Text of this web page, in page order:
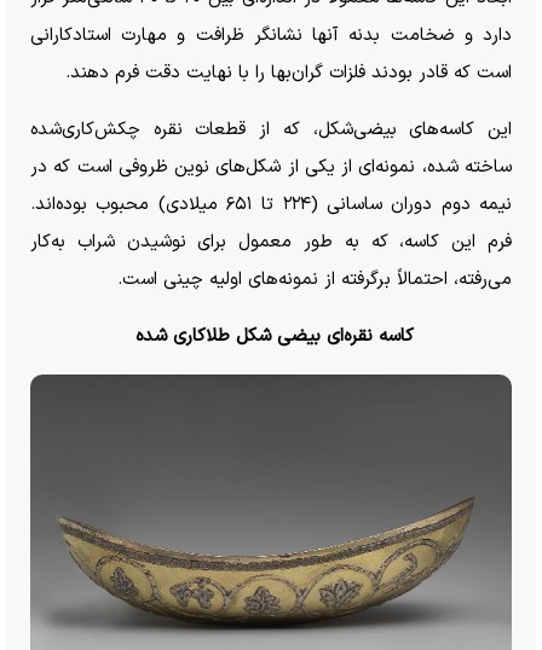
دارد و ضخامت بدنه آنها نشانگر ظرافت و مهارت استادکارانی
است که قادر بودند فلزات گران‌بها را با نهایت دقت فرم دهند.
این کاسه‌های بیضی‌شکل، که از قطعات نقره چکش‌کاری‌شده
ساخته شده، نمونه‌ای از یکی از شکل‌های نوین ظروفی است که در
نیمه دوم دوران ساسانی (۲۲۴ تا ۶۵۱ میلادی) محبوب بوده‌اند.
فرم این کاسه، که به طور معمول برای نوشیدن شراب به‌کار
می‌رفته، احتمالاً برگرفته از نمونه‌های اولیه چینی است.
کاسه نقره‌ای بیضی شکل طلاکاری شده